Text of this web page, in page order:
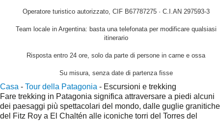
Operatore turistico autorizzato, CIF B67787275 · C.I.AN 297593-3
Team locale in Argentina: basta una telefonata per modificare qualsiasi
itinerario
Risposta entro 24 ore, solo da parte di persone in carne e ossa
Su misura, senza date di partenza fisse
Casa - Tour della Patagonia - Escursioni e trekking
Fare trekking in Patagonia significa attraversare a piedi alcuni
dei paesaggi più spettacolari del mondo, dalle guglie granitiche
del Fitz Roy a El Chaltén alle iconiche torri del Torres del